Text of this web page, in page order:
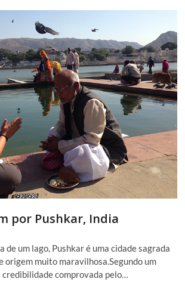
por Pushkar, India
de um lago, Pushkar é uma cidade sagrada
origem muito maravilhosa.Segundo um
credibilidade comprovada pelo…